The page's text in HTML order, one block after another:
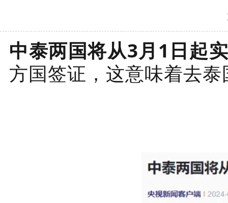
中泰两国将从3月1日起
方国签证，这意味着去